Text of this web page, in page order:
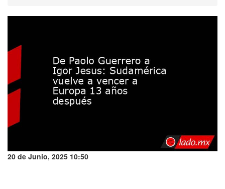
20 de Junio, 2025 10:50